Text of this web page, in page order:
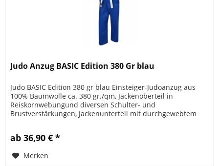
Judo Anzug BASIC Edition 380 Gr blau
Judo BASIC Edition 380 gr blau Einsteiger-Judoanzug aus
100% Baumwolle ca. 380 gr./qm, Jackenoberteil in
Reiskornwebungund diversen Schulter- und
Brustverstärkungen, Jackenunterteil mit durchgewebtem
ab 36,90 € *
Merken